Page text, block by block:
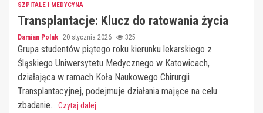
SZPITALE I MEDYCYNA
Transplantacje: Klucz do ratowania życia
Damian Polak 20 stycznia 2026 325
Grupa studentów piątego roku kierunku lekarskiego z
Śląskiego Uniwersytetu Medycznego w Katowicach,
działająca w ramach Koła Naukowego Chirurgii
Transplantacyjnej, podejmuje działania mające na celu
zbadanie... Czytaj dalej